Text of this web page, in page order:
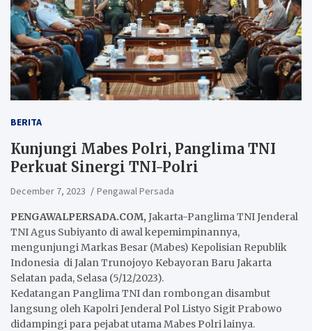
BERITA
Kunjungi Mabes Polri, Panglima TNI
Perkuat Sinergi TNI-Polri
December 7, 2023 Pengawal Persada
PENGAWALPERSADA.COM, Jakarta-Panglima TNI Jenderal
TNI Agus Subiyanto di awal kepemimpinannya,
mengunjungi Markas Besar (Mabes) Kepolisian Republik
Indonesia di Jalan Trunojoyo Kebayoran Baru Jakarta
Selatan pada, Selasa (5/12/2023).
Kedatangan Panglima TNI dan rombongan disambut
langsung oleh Kapolri Jenderal Pol Listyo Sigit Prabowo
didampingi para pejabat utama Mabes Polri lainya.